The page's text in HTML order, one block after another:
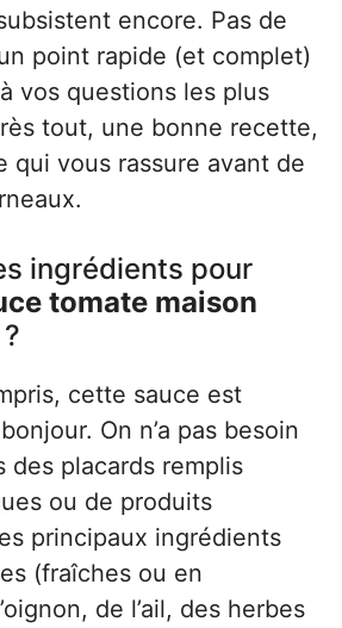
encore. Pas de
point rapide (et complet)
vos questions les plus
tout, une bonne recette,
qui vous rassure avant de
ingrédients pour
tomate maison
?
cette sauce est
On n’a pas besoin
des placards remplis
ou de produits
principaux ingrédients
(fraîches ou en
de l’ail, des herbes